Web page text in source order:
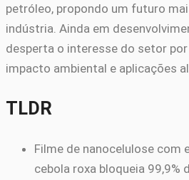
petróleo, propondo um futuro
indústria. Ainda em
desperta o interesse do setor
impacto ambiental e aplicações
TLDR
Filme de nanocelulose com
cebola roxa bloqueia 99,9%